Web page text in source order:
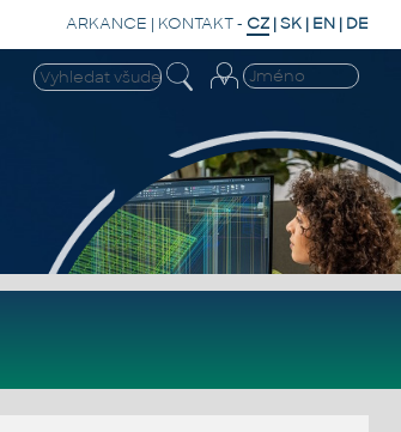
ARKANCE | KONTAKT- CZ |SK | EN | DE